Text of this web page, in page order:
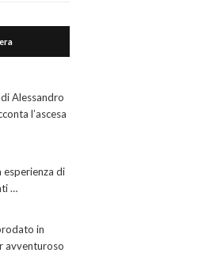
Alessandro
l’ascesa
esperienza di
…
in
avventuroso